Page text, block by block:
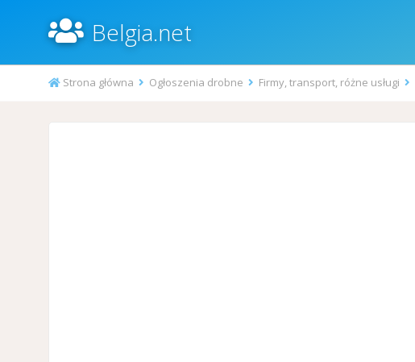
Belgia.net
Strona główna Ogłoszenia drobne Firmy, transport, różne usługi